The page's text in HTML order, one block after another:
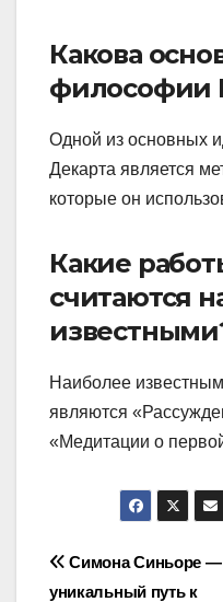
Какова
философии
Одной из основных
Декарта является
которые он
Какие
считаются
Наиболее
являются
«Медитации о
Навигация
Симона Синьоре —
уникальный путь к